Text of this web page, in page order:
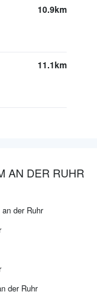
10.9km
11.1km
AN DER RUHR
der Ruhr
der Ruhr